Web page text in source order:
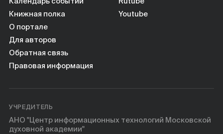
Книжная полка
О портале
Для авторов
Обратная связь
Правовая информация
Youtube
УЧРЕДИТЕЛЬ
АНО "Центр информационных технологий Московской
духовной академии"